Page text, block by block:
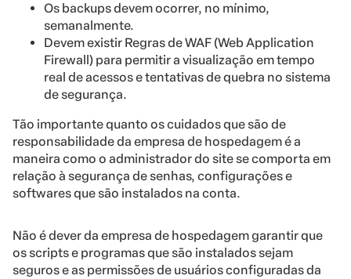
Os backups devem ocorrer, no mínimo,
semanalmente.
Devem existir Regras de WAF (Web Application
Firewall) para permitir a visualização em tempo
real de acessos e tentativas de quebra no sistema
de segurança.
Tão importante quanto os cuidados que são de
responsabilidade da empresa de hospedagem é a
maneira como o administrador do site se comporta em
relação à segurança de senhas, configurações e
softwares que são instalados na conta.
Não é dever da empresa de hospedagem garantir que
os scripts e programas que são instalados sejam
seguros e as permissões de usuários configuradas da